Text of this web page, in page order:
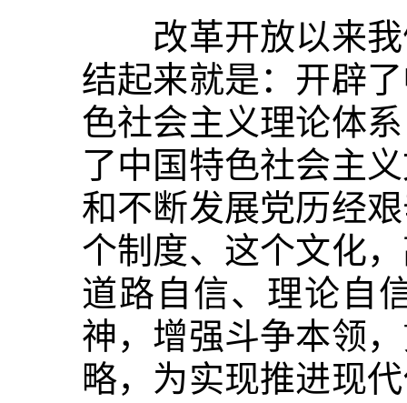
改革开放以来我
结起来就是：开辟
色社会主义理论体
了中国特色社会主
和不断发展党历经
个制度、这个文化
道路自信、理论自
神，增强斗争本领
略，为实现推进现